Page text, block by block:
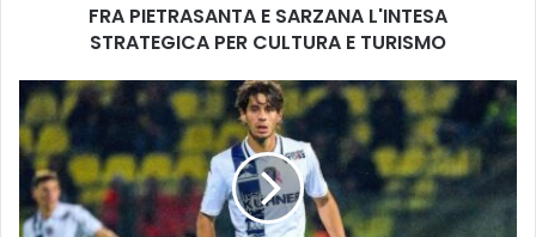
A
E
S
R
FRA PIETRASANTA E SARZANA L'INTESA
STRATEGICA PER CULTURA E TURISMO
M
o
n
z
v